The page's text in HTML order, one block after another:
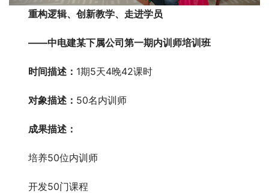
重构逻辑、创新教学、走进学员
——中电建某下属公司第一期内训师培训班
时间描述： 1期5天4晚42课时
对象描述： 50名内训师
成果描述：
培养50位内训师
开发50门课程